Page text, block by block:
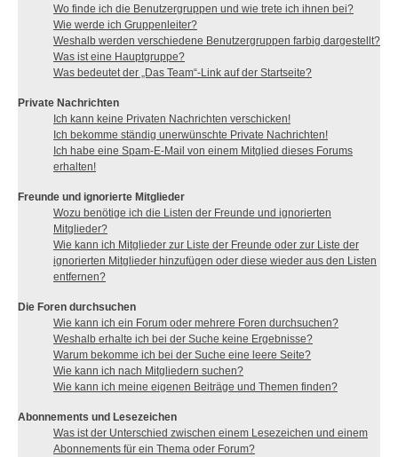
Wo finde ich die Benutzergruppen und wie trete ich ihnen bei?
Wie werde ich Gruppenleiter?
Weshalb werden verschiedene Benutzergruppen farbig dargestellt?
Was ist eine Hauptgruppe?
Was bedeutet der „Das Team“-Link auf der Startseite?
Private Nachrichten
Ich kann keine Privaten Nachrichten verschicken!
Ich bekomme ständig unerwünschte Private Nachrichten!
Ich habe eine Spam-E-Mail von einem Mitglied dieses Forums
erhalten!
Freunde und ignorierte Mitglieder
Wozu benötige ich die Listen der Freunde und ignorierten
Mitglieder?
Wie kann ich Mitglieder zur Liste der Freunde oder zur Liste der
ignorierten Mitglieder hinzufügen oder diese wieder aus den Listen
entfernen?
Die Foren durchsuchen
Wie kann ich ein Forum oder mehrere Foren durchsuchen?
Weshalb erhalte ich bei der Suche keine Ergebnisse?
Warum bekomme ich bei der Suche eine leere Seite?
Wie kann ich nach Mitgliedern suchen?
Wie kann ich meine eigenen Beiträge und Themen finden?
Abonnements und Lesezeichen
Was ist der Unterschied zwischen einem Lesezeichen und einem
Abonnements für ein Thema oder Forum?